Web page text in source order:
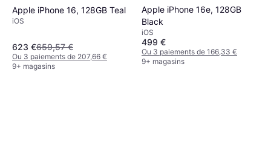
Apple iPhone 16, 128GB Teal
iOS
623 €659,57 €
Ou 3 paiements de 207,66 €
9+ magasins
Apple iPhone 16e, 128GB
Black
iOS
499 €
Ou 3 paiements de 166,33 €
9+ magasins